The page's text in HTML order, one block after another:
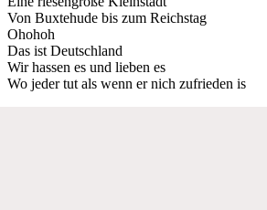
Von Buxtehude bis zum Reichstag
Ohohoh
Das ist Deutschland
Wir hassen es und lieben es
Wo jeder tut als wenn er nich zufrieden is